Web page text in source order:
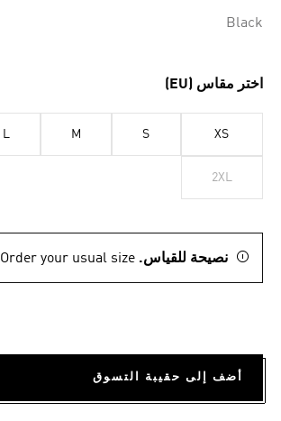
Black
اختر مقاس (EU)
XS
S
M
L
2XL
نصيحة للقياس. Order your usual size.
أضف إلى حقيبة التسوق